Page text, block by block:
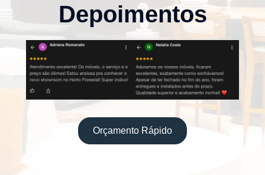
Depoimentos
Orçamento Rápido